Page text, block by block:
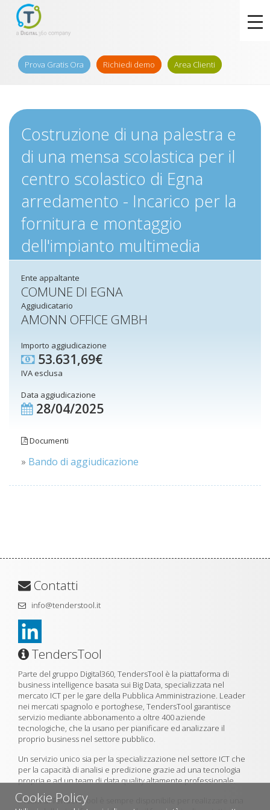
Prova Gratis Ora Richiedi demo Area Clienti
Cookie Policy
Costruzione di una palestra e
di una mensa scolastica per il
centro scolastico di Egna
arredamento - Incarico per la
fornitura e montaggio
dell'impianto multimedia
Ente appaltante
COMUNE DI EGNA
Aggiudicatario
AMONN OFFICE GMBH
Importo aggiudicazione
53.631,69€
IVA esclusa
Data aggiudicazione
28/04/2025
Documenti
» Bando di aggiudicazione
Contatti
info@tenderstool.it
TendersTool
Parte del gruppo Digital360, TendersTool è la piattaforma di
business intelligence basata sui Big Data, specializzata nel
mercato ICT per le gare della Pubblica Amministrazione. Leader
nei mercati spagnolo e portoghese, TendersTool garantisce
servizio mediante abbonamento a oltre 400 aziende
tecnologiche, che la usano per pianificare ed analizzare il
proprio business nel settore pubblico.
Un servizio unico sia per la specializzazione nel settore ICT che
per la capacità di analisi e predizione grazie ad una tecnologia
propria e ad un team di data quality altamente professionale.
Il team di TendersTool è sempre disponibile per realizzare una